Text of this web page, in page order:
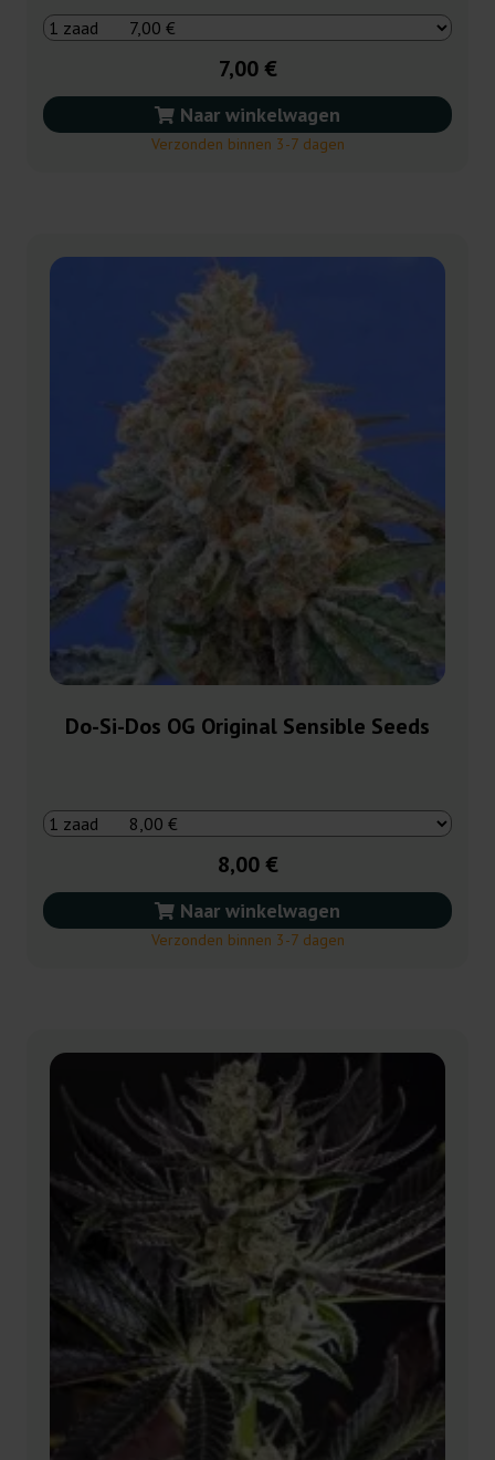
7,00 €
Naar winkelwagen
Verzonden binnen 3-7 dagen
Do-Si-Dos OG Original Sensible Seeds
8,00 €
Naar winkelwagen
Verzonden binnen 3-7 dagen